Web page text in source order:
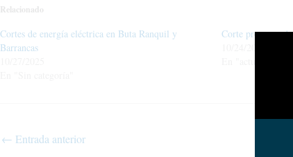
Relacionado
Cortes de energía eléctrica en Buta Ranquil y
Barrancas
Corte
← Entrada anterior